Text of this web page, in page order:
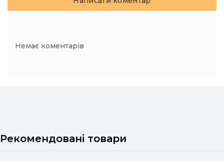
Немає коментарів
Рекомендовані товари